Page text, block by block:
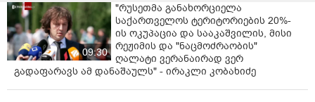
09:30
"რუსეთმა განახორციელა
საქართველოს ტერიტორიების 20%-
ის ოკუპაცია და სააკაშვილის, მისი
რეჟიმის და "ნაცმოძრაობის"
ღალატი ვერანაირად ვერ
გადაფარავს ამ დანაშაულს" - ირაკლი კობახიძე